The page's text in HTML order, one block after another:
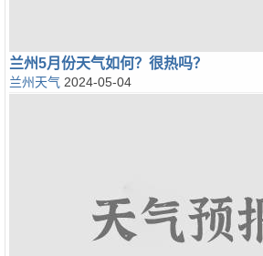
兰州5月份天气如何？很热吗？
兰州天气 2024-05-04